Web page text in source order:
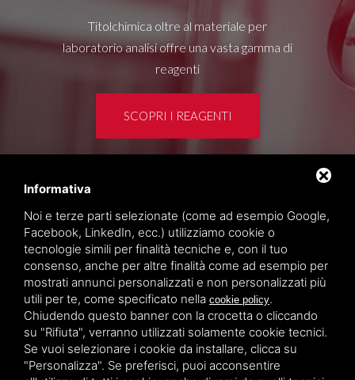
Titolchimica oltre al materiale per
laboratorio analisi offre una vasta gamma di
reagenti
SCOPRI I REAGENTI
Area clienti
Privacy policy
Sitemap
TITOLCHIMICA SPA - VIA DELL'ARTIGIANATO, 2
(MACROAREA) 45030 VILLAMARZANA (RO) ITALY,
TEL +39 0425 492644. P.I. 00748970290
Informativa
Noi e terze parti selezionate (come ad esempio Google,
Facebook, LinkedIn, ecc.) utilizziamo cookie o
tecnologie simili per finalità tecniche e, con il tuo
consenso, anche per altre finalità come ad esempio per
mostrati annunci personalizzati e non personalizzati più
utili per te, come specificato nella cookie policy.
Chiudendo questo banner con la crocetta o cliccando
su "Rifiuta", verranno utilizzati solamente cookie tecnici.
Se vuoi selezionare i cookie da installare, clicca su
"Personalizza". Se preferisci, puoi acconsentire